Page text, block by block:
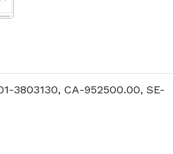
3803130, CA-952500.00, SE-